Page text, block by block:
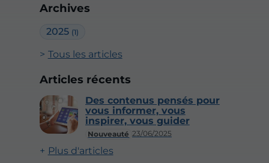
Archives
2025 (1)
Tous les articles
Articles récents
Nouveauté 23/06/2025
Des contenus pensés pour
vous informer, vous
inspirer, vous guider
Plus d'articles